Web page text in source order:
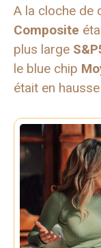
A la cloche de
Composite
plus large
le blue chip
était en